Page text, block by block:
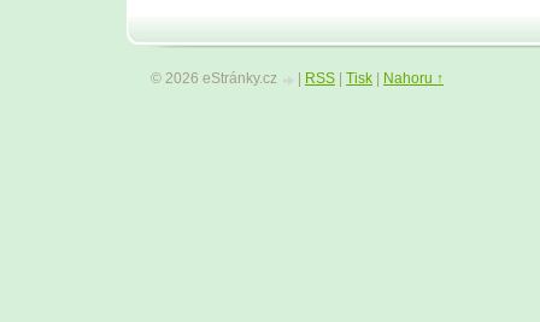
© 2026 eStránky.cz RSS Tisk Nahoru ↑